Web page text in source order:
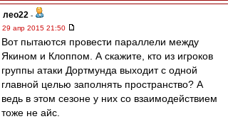
лео22 -
29 апр 2015 21:50
Вот пытаются провести параллели между
Якином и Клоппом. А скажите, кто из игроков
группы атаки Дортмунда выходит с одной
главной целью заполнять пространство? А
ведь в этом сезоне у них со взаимодействием
тоже не айс.